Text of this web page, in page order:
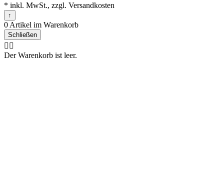
* inkl. MwSt., zzgl. Versandkosten
↑
0 Artikel im Warenkorb
Schließen
🤷‍♂️
Der Warenkorb ist leer.